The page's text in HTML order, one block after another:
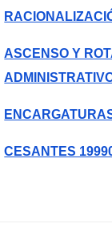
ASCENSO Y
CESANTES